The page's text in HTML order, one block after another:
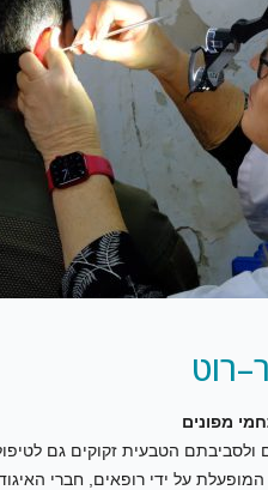
מפונים
הטבעית זקוקים גם
על ידי רופאים, חברי האיגוד